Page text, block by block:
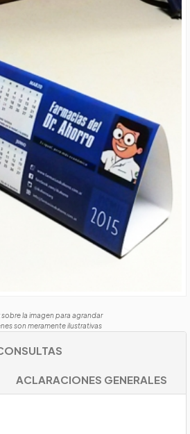
sobre la imagen para agrandar
son meramente ilustrativas
ACLARACIONES GENERALES